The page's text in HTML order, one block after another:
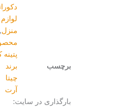
دکوراتیو و
لوازم
منزل,
محصولات
پتینه کاری
برچسب
بارگذاری در سایت: